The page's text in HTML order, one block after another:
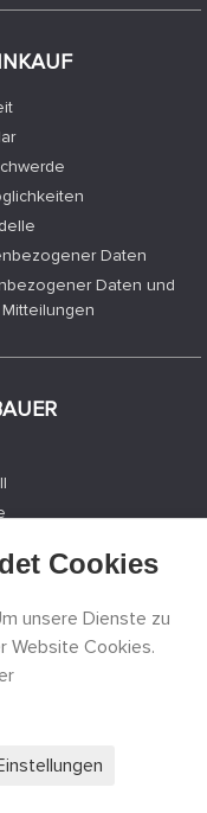
Daten
Daten und
Cookies
unsere Dienste zu
Website Cookies.